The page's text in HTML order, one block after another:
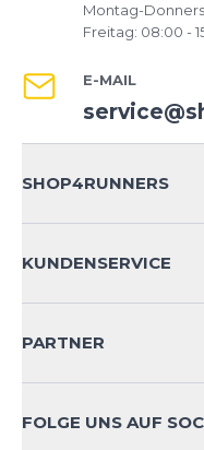
Montag-
Freitag: 08:00 -
E-MAIL
SHOP4RUNNERS
KUNDENSERVICE
PARTNER
FOLGE UNS AUF